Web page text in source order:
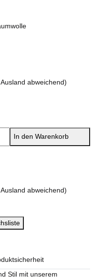
abweichend)
In den Warenkorb
abweichend)
Stil mit unserem